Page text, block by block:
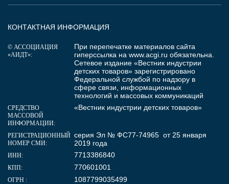
КОНТАКТНАЯ ИНФОРМАЦИЯ
© АССОЦИАЦИЯ
«АИДТ»:
При перепечатке материалов сайта
гиперссылка на www.acgi.ru обязательна.
Сетевое издание «Вестник индустрии
детских товаров» зарегистрировано
Федеральной службой по надзору в
сфере связи, информационных
технологий и массовых коммуникаций
СРЕДСТВО
МАССОВОЙ
ИНФОРМАЦИИ:
«Вестник индустрии детских товаров»
РЕГИСТРАЦИОННЫЙ
НОМЕР СМИ:
серия Эл № ФС77-74965 от 25 января
2019 года
ИНН: 7713386840
КПП: 770601001
ОГРН : 1087799035499